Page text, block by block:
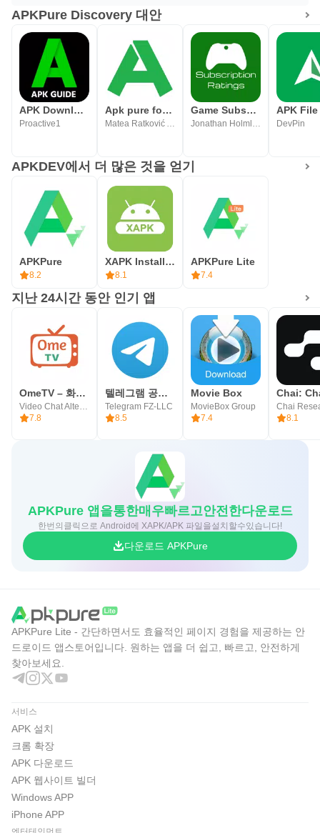
APKPure Discovery 대안
APK Downloader & Manager Guide
Proactive1
Apk pure for you -APK PURE tip
Matea Ratković AP
Game Subscription Ratings
Jonathan Holmlund DevPin
APKDEV에서 더 많은 것을 얻기
APKPure
8.2
XAPK Installer and Manager
8.1
APKPure Lite
7.4
지난 24시간 동안 인기 앱
OmeTV – 화상채팅 대안
Video Chat Alternative
7.8
텔레그램 공식 앱 Telegram
Telegram FZ-LLC
8.5
Movie Box
MovieBox Group
7.4
Chai
8.1
APKPure 앱을통한매우빠르고안전한다운로드
한번의클릭으로 Android에 XAPK/APK 파일을설치할수있습니다!
다운로드 APKPure
APKPure Lite - 간단하면서도 효율적인 페이지 경험을 제공하는 안
드로이드 앱스토어입니다. 원하는 앱을 더 쉽고, 빠르고, 안전하게
찾아보세요.
서비스
APK 설치
크롬 확장
APK 다운로드
APK 웹사이트 빌더
Windows APP
iPhone APP